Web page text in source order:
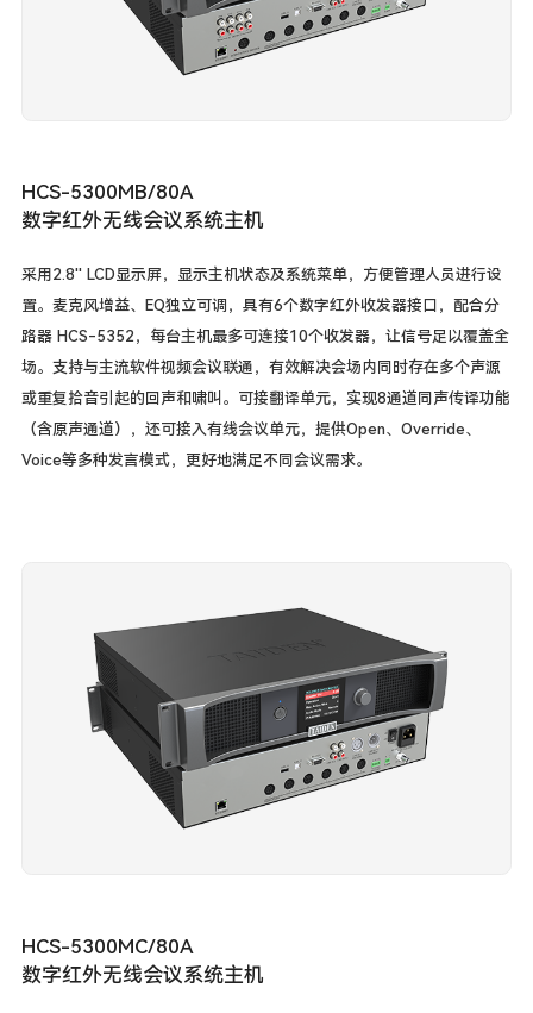
HCS-5300MB/80A
数字红外无线会议系统主机
采用2.8'' LCD显示屏，显示主机状态及系统菜单，方便管理人员进行设
置。麦克风增益、EQ独立可调，具有6个数字红外收发器接口，配合分
路器 HCS-5352，每台主机最多可连接10个收发器，让信号足以覆盖全
场。支持与主流软件视频会议联通，有效解决会场内同时存在多个声源
或重复拾音引起的回声和啸叫。可接翻译单元，实现8通道同声传译功能
（含原声通道），还可接入有线会议单元，提供Open、Override、
Voice等多种发言模式，更好地满足不同会议需求。
HCS-5300MC/80A
数字红外无线会议系统主机